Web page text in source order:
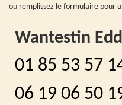
ou remplissez le formulaire pour
Wantestin
01 85 53 57
06 19 06 50